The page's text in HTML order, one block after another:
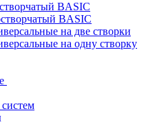
BASIC
BASIC
на две створки
на одну створку